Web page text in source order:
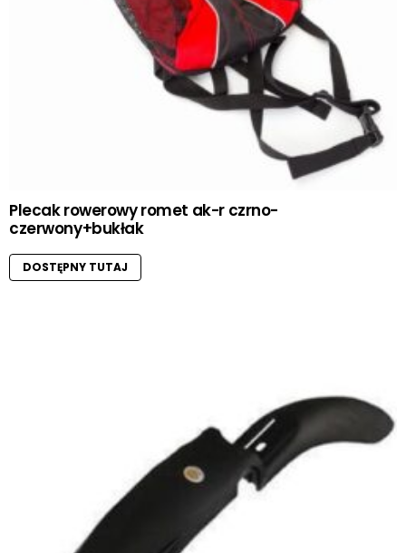
Plecak rowerowy romet ak-r czrno-
czerwony+bukłak
DOSTĘPNY TUTAJ